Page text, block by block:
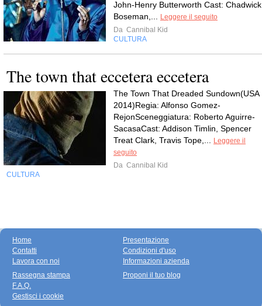
John-Henry Butterworth Cast: Chadwick
Boseman,...
Leggere il seguito
Da Cannibal Kid
CULTURA
The town that eccetera eccetera
The Town That Dreaded Sundown(USA
2014)Regia: Alfonso Gomez-
RejonSceneggiatura: Roberto Aguirre-
SacasaCast: Addison Timlin, Spencer
Treat Clark, Travis Tope,...
Leggere il
seguito
Da Cannibal Kid
CULTURA
Home
Contatti
Lavora con noi
Presentazione
Condizioni d'uso
Informazioni azienda
Rassegna stampa
F.A.Q.
Gestisci i cookie
Proponi il tuo blog